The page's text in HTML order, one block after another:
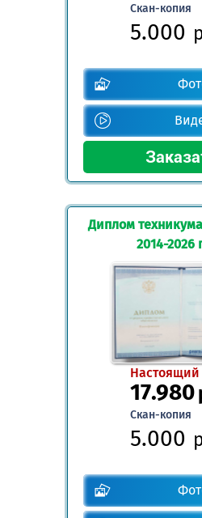
Скан-копия
5.000
Диплом
2014-2026
17.980
Скан-копия
5.000